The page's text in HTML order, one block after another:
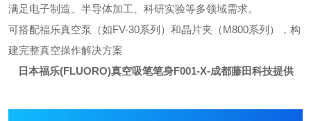
满足电子制造、半导体加工、科研实验等多领域需求。
可搭配福乐真空泵（如FV-30系列）和晶片夹（M800系列），构
建完整真空操作解决方案
日本福乐(FLUORO)真空吸笔笔身F001-X-成都藤田科技提供